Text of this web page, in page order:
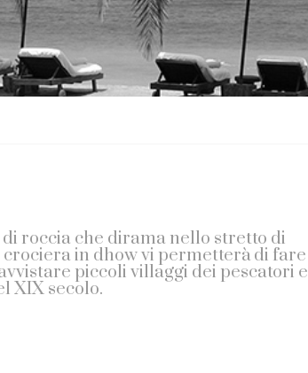
roccia che dirama nello stretto di
in dhow vi permetterà di fare
piccoli villaggi dei pescatori e
XIX secolo.